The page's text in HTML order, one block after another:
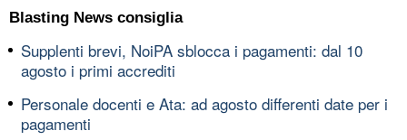
Blasting News consiglia
Supplenti brevi, NoiPA sblocca i pagamenti: dal 10
agosto i primi accrediti
Personale docenti e Ata: ad agosto differenti date per i
pagamenti